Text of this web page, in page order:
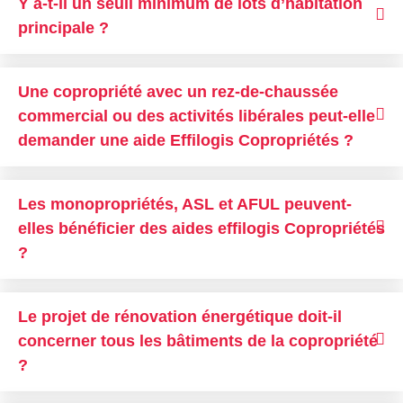
principale ?
Une copropriété avec un rez-de-chaussée
commercial ou des activités libérales peut-elle
demander une aide Effilogis Copropriétés ?
Les monopropriétés, ASL et AFUL peuvent-
elles bénéficier des aides effilogis Copropriétés
?
Le projet de rénovation énergétique doit-il
concerner tous les bâtiments de la copropriété
?